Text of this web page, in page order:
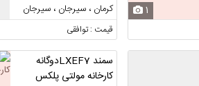
1 کرمان ، سیرجان ، سیرجان
قیمت : توافقی
سمند LXEF7دوگانه
کارخانه مولتی پلکس